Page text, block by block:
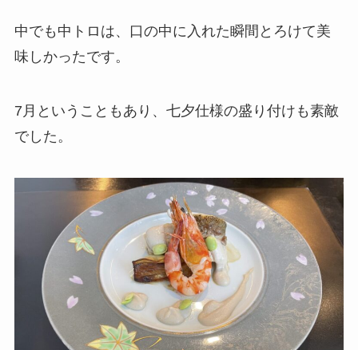
中でも中トロは、口の中に入れた瞬間とろけて美
味しかったです。
7月ということもあり、七夕仕様の盛り付けも素敵
でした。